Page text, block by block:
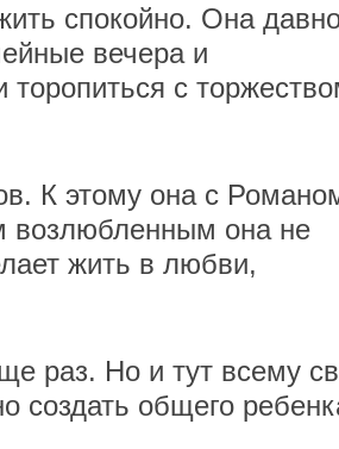
спокойно. Она
вечера и
торопиться с
К этому она с
возлюбленным она не
жить в любви,
раз. Но и тут всему
создать общего